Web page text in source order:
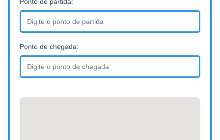
Ponto de chegada: